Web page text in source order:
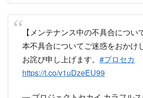
【メンテナンス中の不具合につい
本不具合についてご迷惑をおかけ
お詫び申し上げます。#プロセカ
https://t.co/v1uDzeEU99